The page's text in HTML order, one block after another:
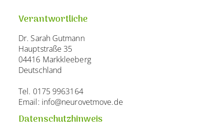
Verantwortliche
Dr. Sarah Gutmann
Hauptstraße 35
04416 Markkleeberg
Deutschland
Tel. 0175 9963164
Email: info@neurovetmove.de
Datenschutzhinweis